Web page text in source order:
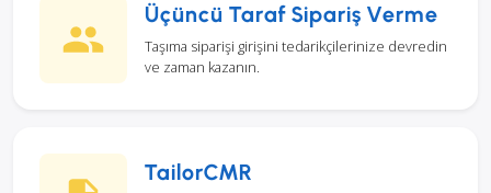
Üçüncü Taraf Sipariş Verme
Taşıma siparişi girişini tedarikçilerinize devredin
ve zaman kazanın.
TailorCMR